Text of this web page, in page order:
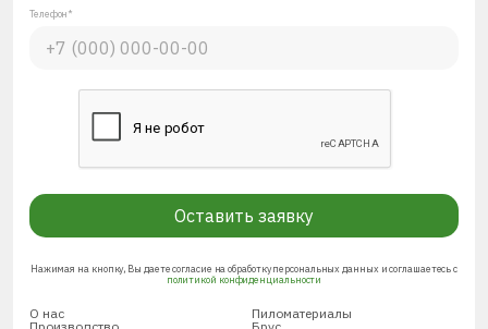
Телефон*
Оставить заявку
Нажимая на кнопку, Вы даете согласие на обработку персональных данных и соглашаетесь с
политикой конфиденциальности
О нас
Пиломатериалы